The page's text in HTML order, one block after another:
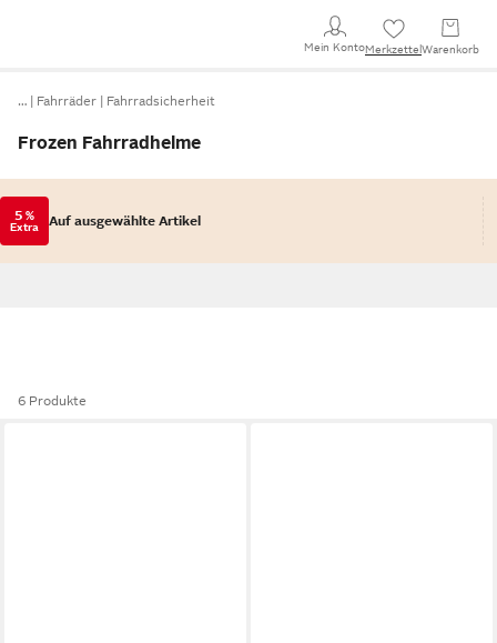
Mein KontoMerkzettel Warenkorb
… Fahrräder Fahrradsicherheit
Frozen Fahrradhelme
5 %
Extra Auf ausgewählte Artikel
6 Produkte